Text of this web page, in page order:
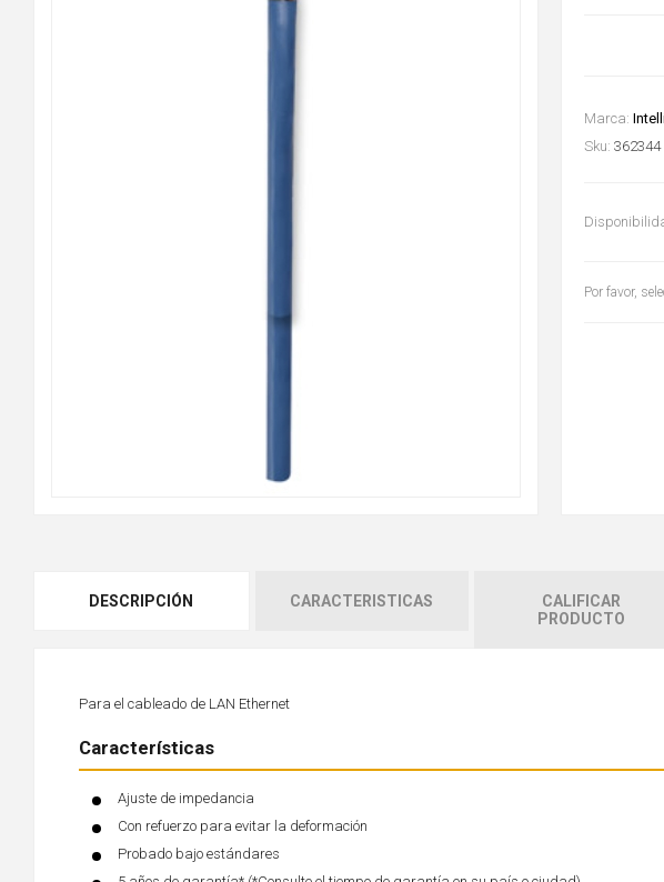
Marca:
Sku: 362344
Por favor,
DESCRIPCIÓN CARACTERISTICAS
CALIFICAR
PRODUCTO
Para el cableado de LAN Ethernet
Características
Ajuste de impedancia
Con refuerzo para evitar la deformación
Probado bajo estándares